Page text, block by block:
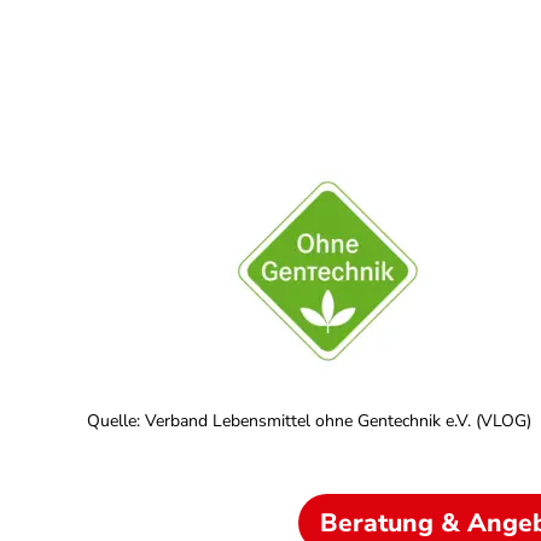
Quelle: Verband Lebensmittel ohne Gentechnik e.V. (VLOG)
Beratung &